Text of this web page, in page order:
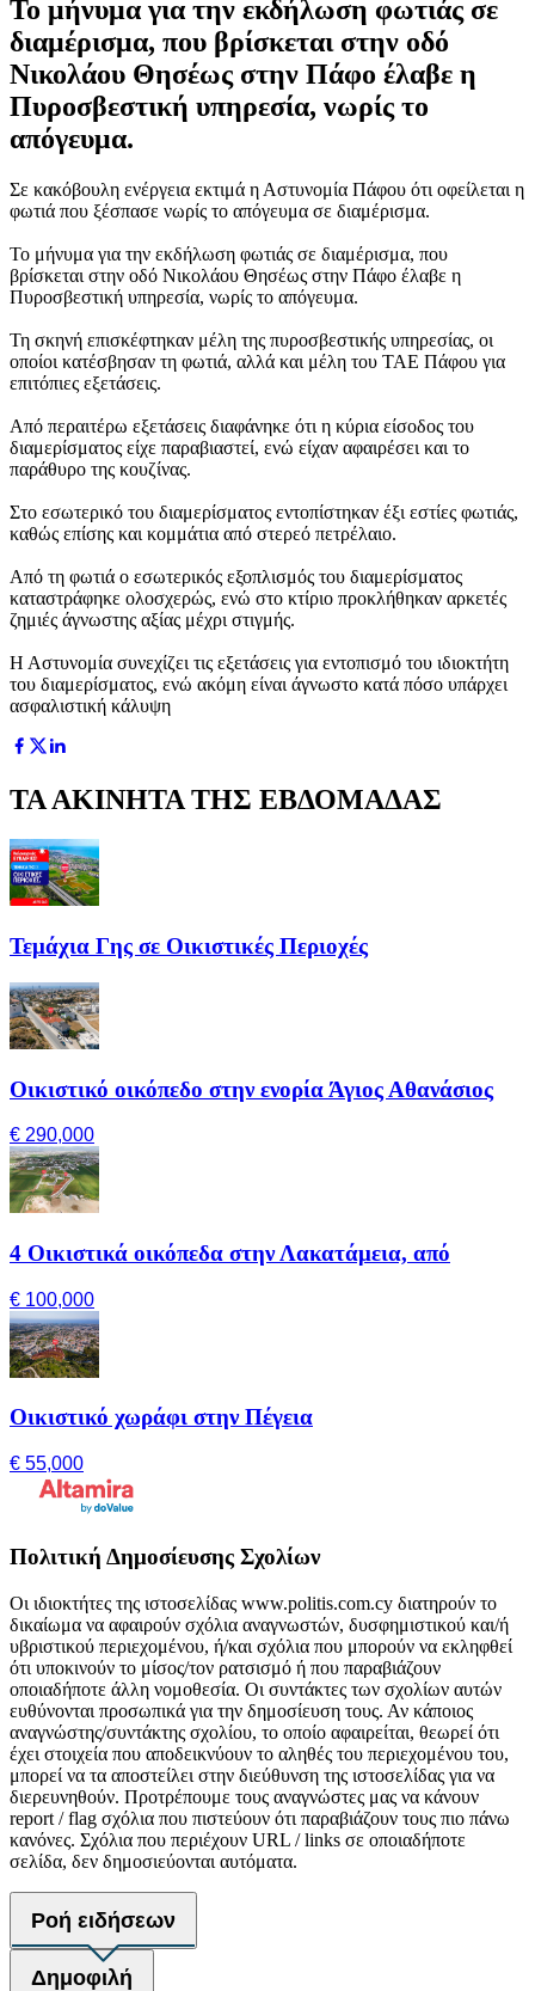
Το μήνυμα για την εκδήλωση φωτιάς σε
διαμέρισμα, που βρίσκεται στην οδό
Νικολάου Θησέως στην Πάφο έλαβε η
Πυροσβεστική υπηρεσία, νωρίς το
απόγευμα.
Σε κακόβουλη ενέργεια εκτιμά η Αστυνομία Πάφου ότι οφείλεται η
φωτιά που ξέσπασε νωρίς το απόγευμα σε διαμέρισμα.
Το μήνυμα για την εκδήλωση φωτιάς σε διαμέρισμα, που
βρίσκεται στην οδό Νικολάου Θησέως στην Πάφο έλαβε η
Πυροσβεστική υπηρεσία, νωρίς το απόγευμα.
Τη σκηνή επισκέφτηκαν μέλη της πυροσβεστικής υπηρεσίας, οι
οποίοι κατέσβησαν τη φωτιά, αλλά και μέλη του ΤΑΕ Πάφου για
επιτόπιες εξετάσεις.
Από περαιτέρω εξετάσεις διαφάνηκε ότι η κύρια είσοδος του
διαμερίσματος είχε παραβιαστεί, ενώ είχαν αφαιρέσει και το
παράθυρο της κουζίνας.
Στο εσωτερικό του διαμερίσματος εντοπίστηκαν έξι εστίες φωτιάς,
καθώς επίσης και κομμάτια από στερεό πετρέλαιο.
Από τη φωτιά ο εσωτερικός εξοπλισμός του διαμερίσματος
καταστράφηκε ολοσχερώς, ενώ στο κτίριο προκλήθηκαν αρκετές
ζημιές άγνωστης αξίας μέχρι στιγμής.
Η Αστυνομία συνεχίζει τις εξετάσεις για εντοπισμό του ιδιοκτήτη
του διαμερίσματος, ενώ ακόμη είναι άγνωστο κατά πόσο υπάρχει
ασφαλιστική κάλυψη
ΤΑ ΑΚΙΝΗΤΑ ΤΗΣ ΕΒΔΟΜΑΔΑΣ
Τεμάχια Γης σε Οικιστικές Περιοχές
Οικιστικό οικόπεδο στην ενορία Άγιος Αθανάσιος
€ 290,000
4 Οικιστικά οικόπεδα στην Λακατάμεια, από
€ 100,000
Οικιστικό χωράφι στην Πέγεια
€ 55,000
Πολιτική Δημοσίευσης Σχολίων
Οι ιδιοκτήτες της ιστοσελίδας www.politis.com.cy διατηρούν το
δικαίωμα να αφαιρούν σχόλια αναγνωστών, δυσφημιστικού και/ή
υβριστικού περιεχομένου, ή/και σχόλια που μπορούν να εκληφθεί
ότι υποκινούν το μίσος/τον ρατσισμό ή που παραβιάζουν
οποιαδήποτε άλλη νομοθεσία. Οι συντάκτες των σχολίων αυτών
ευθύνονται προσωπικά για την δημοσίευση τους. Αν κάποιος
αναγνώστης/συντάκτης σχολίου, το οποίο αφαιρείται, θεωρεί ότι
έχει στοιχεία που αποδεικνύουν το αληθές του περιεχομένου του,
μπορεί να τα αποστείλει στην διεύθυνση της ιστοσελίδας για να
διερευνηθούν. Προτρέπουμε τους αναγνώστες μας να κάνουν
report / flag σχόλια που πιστεύουν ότι παραβιάζουν τους πιο πάνω
κανόνες. Σχόλια που περιέχουν URL / links σε οποιαδήποτε
σελίδα, δεν δημοσιεύονται αυτόματα.
Ροή ειδήσεων
Δημοφιλή